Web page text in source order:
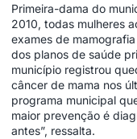
Primeira-dama do
2010, todas mulheres
exames de
dos planos de saúde
município registrou
câncer de mama nos
programa municipal
maior prevenção é
antes”, ressalta.